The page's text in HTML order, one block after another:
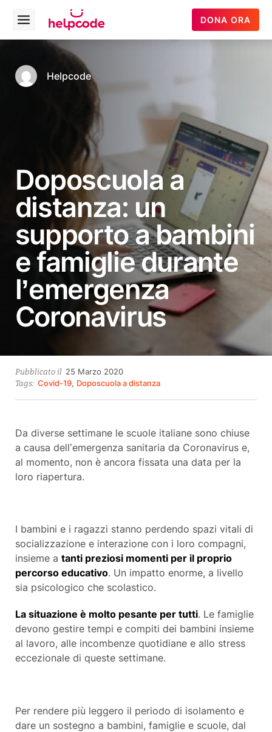
contenuto
Helpcode
Italia
Open
menu
DONA ORA
Doposcuola a
distanza: un
supporto a bambini
e famiglie durante
l’emergenza
Coronavirus
Helpcode
Pubblicato il 25 Marzo 202023
Ottobre
Tags: Covid-19, Doposcuola a distanza
Da diverse settimane le scuole italianesono chiuse
a causa dell’emergenza sanitaria da Coronaviruse,
al momento, non è ancora fissata una data per la
loro riapertura.
I bambini e i ragazzi stanno perdendo spazi vitali di
socializzazionee interazione con i loro compagni,
insieme a tanti preziosi momenti per il proprio
percorso educativo. Un impatto enorme, a livello
sia psicologico che scolastico.
La situazione è molto pesante per tutti. Le famiglie
devono gestire tempi e compiti dei bambini insieme
al lavoro, alle incombenze quotidiane e allo stress
eccezionale di queste settimane.
Per rendere più leggero il periodo di isolamento e
dare un sostegno a bambini, famiglie e scuole, dal